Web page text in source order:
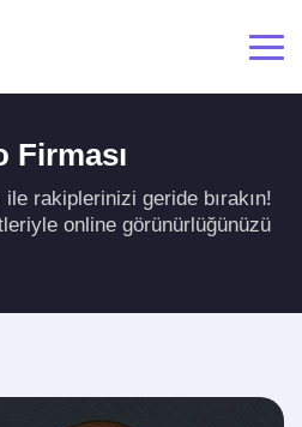
Firması
rakiplerinizi geride bırakın!
online görünürlüğünüzü